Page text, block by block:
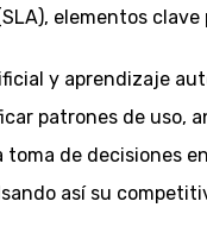
elementos
y aprendizaje
patrones de uso,
de decisiones
así su